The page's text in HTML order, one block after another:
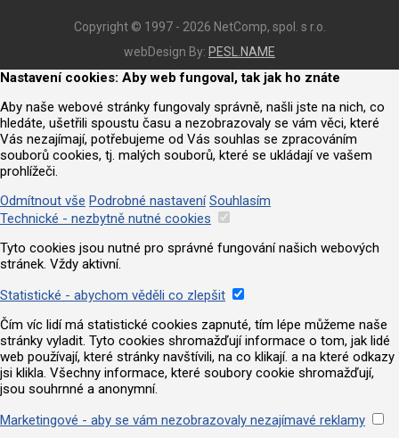
Copyright © 1997 - 2026 NetComp, spol. s r.o.
webDesign By: PESL.NAME
Nastavení cookies: Aby web fungoval, tak jak ho znáte
Aby naše webové stránky fungovaly správně, našli jste na nich, co
hledáte, ušetřili spoustu času a nezobrazovaly se vám věci, které
Vás nezajímají, potřebujeme od Vás souhlas se zpracováním
souborů cookies, tj. malých souborů, které se ukládají ve vašem
prohlížeči.
Odmítnout vše Podrobné nastavení Souhlasím
Technické - nezbytně nutné cookies
Tyto cookies jsou nutné pro správné fungování našich webových
stránek. Vždy aktivní.
Statistické - abychom věděli co zlepšit
Čím víc lidí má statistické cookies zapnuté, tím lépe můžeme naše
stránky vyladit. Tyto cookies shromažďují informace o tom, jak lidé
web používají, které stránky navštívili, na co klikají. a na které odkazy
jsi klikla. Všechny informace, které soubory cookie shromažďují,
jsou souhrnné a anonymní.
Marketingové - aby se vám nezobrazovaly nezajímavé reklamy